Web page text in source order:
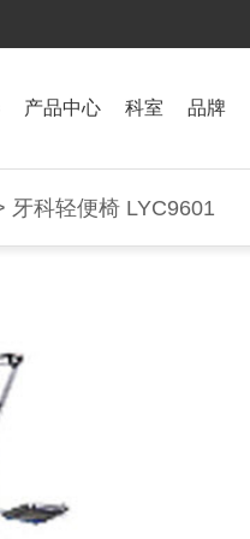
产品中心 科室 品牌
牙科轻便椅 LYC9601